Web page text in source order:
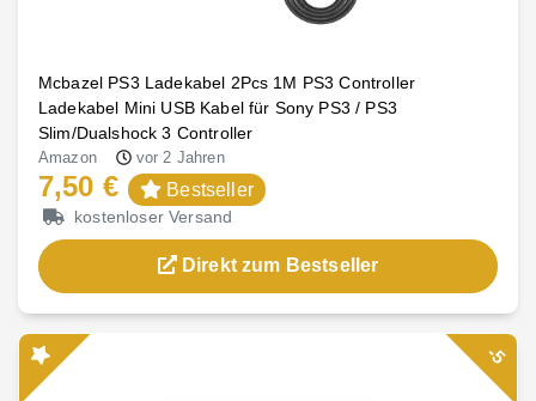
Mcbazel PS3 Ladekabel 2Pcs 1M PS3 Controller
Ladekabel Mini USB Kabel für Sony PS3 / PS3
Slim/Dualshock 3 Controller
Amazon vor 2 Jahren
7,50 € Bestseller
kostenloser Versand
Direkt zum Bestseller
-5